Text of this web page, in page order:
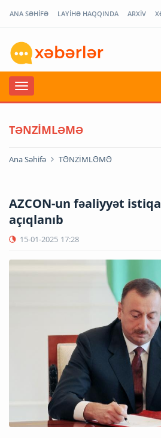
ANA SƏHİFƏ LAYİHƏ HAQQINDA ARXİV
TƏNZİMLƏMƏ
Ana Səhifə TƏNZİMLƏMƏ
AZCON-un fəaliyyət
açıqlanıb
15-01-2025 17:28